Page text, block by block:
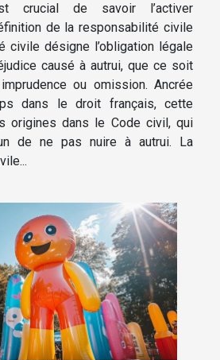
crucial de savoir l’activer
de la responsabilité civile
civile désigne l’obligation légale
causé à autrui, que ce soit
ou omission. Ancrée
dans le droit français, cette
origines dans le Code civil, qui
de ne pas nuire à autrui. La